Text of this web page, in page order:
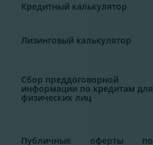
Кредитный калькулятор
Лизинговый калькулятор
Сбор преддоговорной
информации по кредитам для
физических лиц
Публичные оферты по